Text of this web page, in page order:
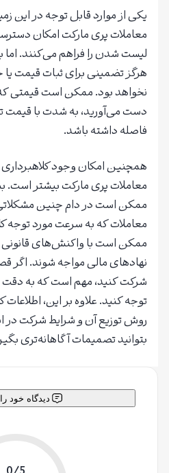
یکی از موارد قابل توجه در این
معاملات پری مارکت امکان
لیست شدن را فراهم می‌کنند. اما
هرگز تضمینی برای ثبات قیمت
نخواهد بود. ممکن است قیمتی
دست می‌آورید، به شدت با
فاصله داشته باشد.
همچنین امکان وجود
معاملات پری مارکت بیشتر است.
ممکن است در دام چنین
معاملات که به سرعت مورد توجه
ممکن است با واکنش‌های قانونی
نهادهای مالی مواجه شوند. اگر
شرکت کنید، مهم است که به دقت
توجه کنید. علاوه بر این، اطلاعات
روش توزیع آن و شرایط شرکت در
بتوانید تصمیمات آگاهانه‌تری
دیدگاه خود